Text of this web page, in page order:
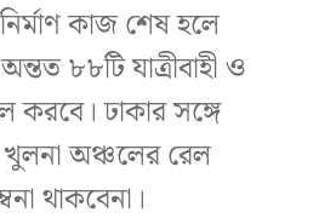
কাজ শেষ হলে
৮৮টি যাত্রীবাহী ও
করবে। ঢাকার সঙ্গে
অঞ্চলের রেল
থাকবেনা।